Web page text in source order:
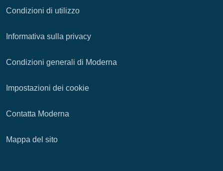
Condizioni di utilizzo
Informativa sulla privacy
Condizioni generali di Moderna
Impostazioni dei cookie
Contatta Moderna
Mappa del sito